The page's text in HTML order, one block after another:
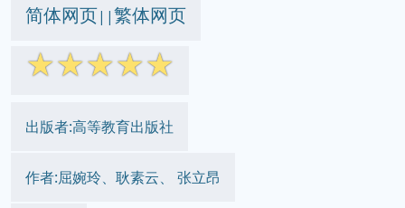
离散数学 pdf epub mobi txt 电
子书 下载 2026